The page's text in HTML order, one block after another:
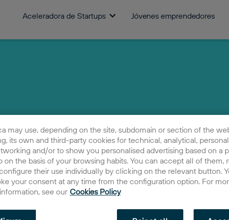
Aceleradora de Startups Jóvenes emprendedores
may use, depending on the site, subdomain or section of the
its own and third-party cookies for technical, analytical,
and/or to show you personalised advertising based on a
on the basis of your browsing habits. You can accept all of them,
their use individually by clicking on the relevant button.
your consent at any time from the configuration option. For
see our Cookies Policy